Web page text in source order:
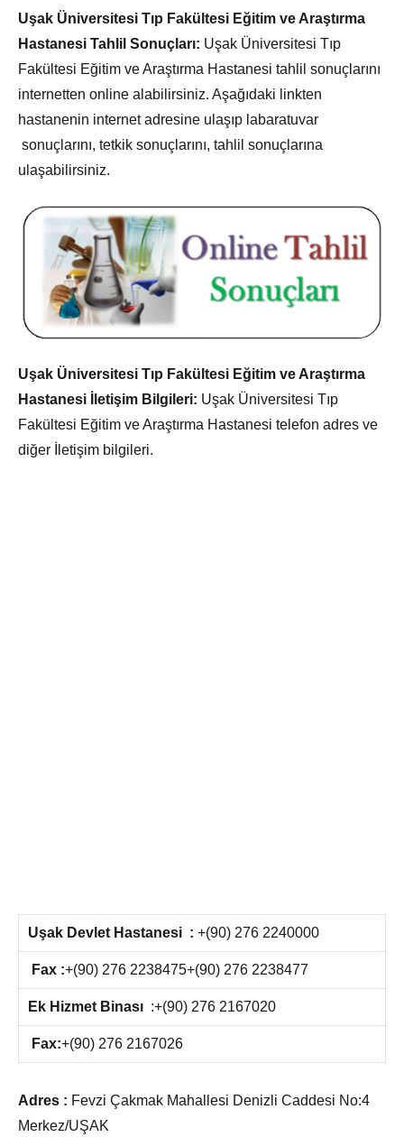
Uşak Üniversitesi Tıp Fakültesi Eğitim ve Araştırma
Hastanesi Tahlil Sonuçları: Uşak Üniversitesi Tıp
Fakültesi Eğitim ve Araştırma Hastanesi tahlil sonuçlarını
internetten online alabilirsiniz. Aşağıdaki linkten
hastanenin internet adresine ulaşıp labaratuvar
sonuçlarını, tetkik sonuçlarını, tahlil sonuçlarına
ulaşabilirsiniz.
Uşak Üniversitesi Tıp Fakültesi Eğitim ve Araştırma
Hastanesi İletişim Bilgileri: Uşak Üniversitesi Tıp
Fakültesi Eğitim ve Araştırma Hastanesi telefon adres ve
diğer İletişim bilgileri.
Uşak Devlet Hastanesi : +(90) 276 2240000
Fax :+(90) 276 2238475+(90) 276 2238477
Ek Hizmet Binası :+(90) 276 2167020
Fax:+(90) 276 2167026
Adres : Fevzi Çakmak Mahallesi Denizli Caddesi No:4
Merkez/UŞAK